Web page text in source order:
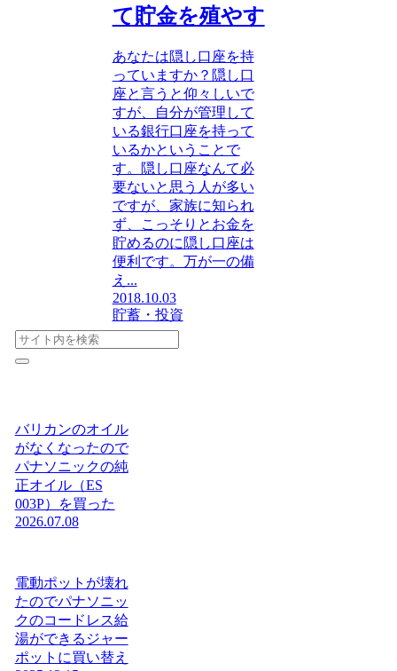
て貯金を殖やす
あなたは隠し口座を持
っていますか？隠し口
座と言うと仰々しいで
すが、自分が管理して
いる銀行口座を持って
いるかということで
す。隠し口座なんて必
要ないと思う人が多い
ですが、家族に知られ
ず、こっそりとお金を
貯めるのに隠し口座は
便利です。万が一の備
え...
2018.10.03
貯蓄・投資
バリカンのオイル
がなくなったので
パナソニックの純
正オイル（ES
003P）を買った
2026.07.08
電動ポットが壊れ
たのでパナソニッ
クのコードレス給
湯ができるジャー
ポットに買い替え